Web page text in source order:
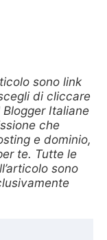
sono link
di cliccare
Italiane
che
e dominio,
te. Tutte le
sono